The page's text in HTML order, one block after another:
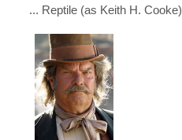
... Reptile (as Keith H. Cooke)